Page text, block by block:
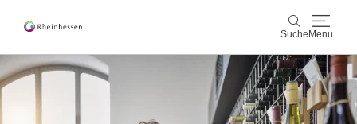
Suche Menu
Suche
Wein & Genuss